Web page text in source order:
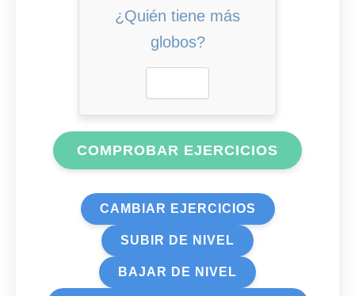
¿Quién tiene más
globos?
COMPROBAR EJERCICIOS
CAMBIAR EJERCICIOS
SUBIR DE NIVEL
BAJAR DE NIVEL